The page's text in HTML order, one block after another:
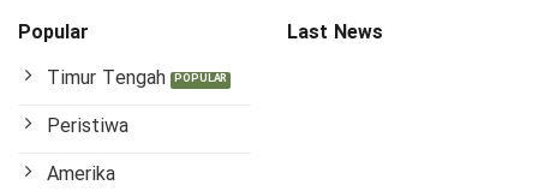
Popular
Timur Tengah
Peristiwa
Amerika
Last News